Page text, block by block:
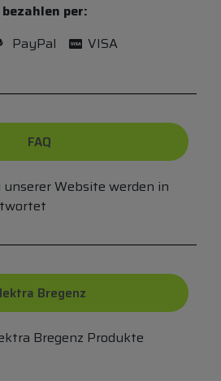
per:
PayPal
VISA
FAQ
unserer Website werden in
Bregenz
Bregenz Produkte